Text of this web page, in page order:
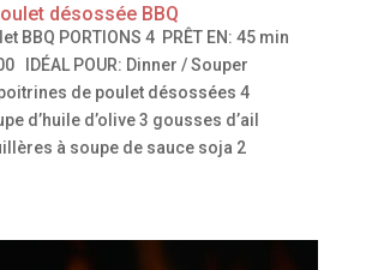
désossée BBQ
BBQ PORTIONS 4 PRÊT EN: 45 min
IDÉAL POUR: Dinner / Souper
de poulet désossées 4
d’huile d’olive 3 gousses d’ail
à soupe de sauce soja 2